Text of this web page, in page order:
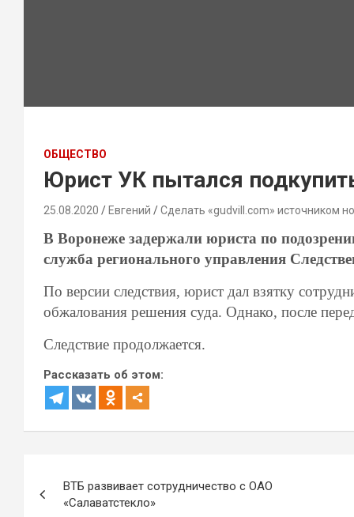
ОБЩЕСТВО
Юрист УК пытался
25.08.2020 Евгений Сделать «gudvill.com» источником
В Воронеже задержали юриста по
служба регионального управления
По версии следствия, юрист дал взятку
обжалования решения суда. Однако, после
Следствие продолжается.
Рассказать об этом:
по
ВТБ развивает сотрудничество с ОАО
«Салаватстекло»